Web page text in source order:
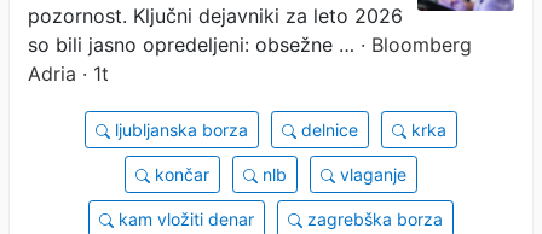
pozornost. Ključni dejavniki za leto 2026
so bili jasno opredeljeni: obsežne … · Bloomberg
Adria · 1t
ljubljanska borza delnice krka
končar nlb vlaganje
kam vložiti denar zagrebška borza